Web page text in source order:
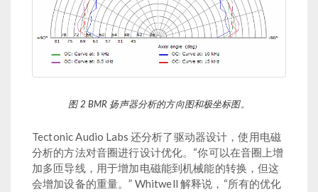
图 2 BMR 扬声器分析的方向图和极坐标图。
Tectonic Audio Labs 还分析了驱动器设计，使用电磁
分析的方法对音圈进行设计优化。“你可以在音圈上增
加多匝导线，用于增加电磁能到机械能的转换，但这
会增加设备的重量。” Whitwell 解释说，“所有的优化